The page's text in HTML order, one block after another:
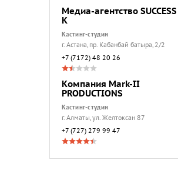
Медиа-агентство SUCCESS
K
Кастинг-студии
г. Астана, пр. Кабанбай батыра, 2/2
+7 (7172) 48 20 26
Компания Mark-II
PRODUCTIONS
Кастинг-студии
г. Алматы, ул. Желтоксан 87
+7 (727) 279 99 47